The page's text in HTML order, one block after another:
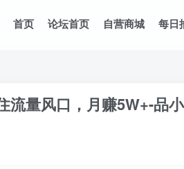
首页 论坛首页 自营商城 每日
流量风口，月赚5W+-品